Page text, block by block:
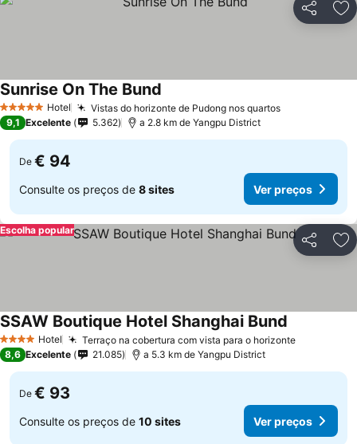
Partilhar
5 Estrelas Hotel Vistas do horizonte de Pudong nos quartosVer preços
Sunrise On The Bund
9,1 Excelente 5.362 a 2.8 km de Yangpu District
De € 94
Consulte os preços de 8 sites Ver preços
Partilhar
Escolha popular
4 EstrelasHotel Terraço na cobertura com vista para o horizonteVer
SSAW Boutique Hotel Shanghai Bund
8,6 Excelente 21.085 a 5.3 km de Yangpu District
De € 93
Consulte os preços de 10 sites Ver preços